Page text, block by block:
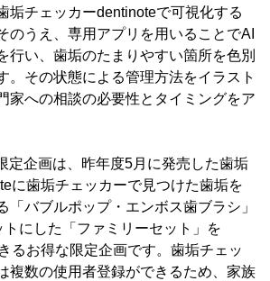
垢チェッカーdentinoteで可視化する
のうえ、専用アプリを用いることでAI
行い、歯垢のたまりやすい箇所を色別
。その状態による管理方法をイラスト
家への相談の必要性とタイミングをア
定企画は、昨年度5月に発売した歯垢
に歯垢チェッカーで見つけた歯垢を
「バブルポップ・エンボス歯ブラシ」
にした「ファミリーセット」を
るお得な限定企画です。歯垢チェッ
複数の使用者登録ができるため、家族